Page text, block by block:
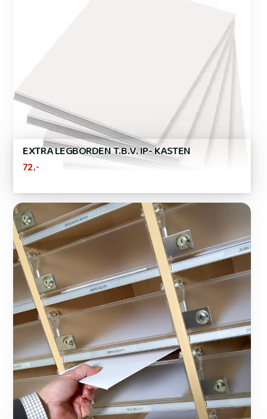
EXTRA LEGBORDEN T.B.V. IP- KASTEN
72 ,-